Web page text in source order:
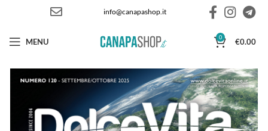
info@canapashop.it
MENU 0 €0.00